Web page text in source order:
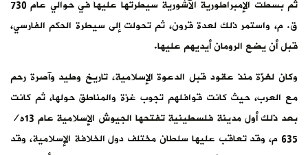
ثم بسطت الإمبراطورية الآشورية سيطرتها عليها في حوالي عام 730
ق. م، واستمر ذلك لعدة قرون، ثم تحولت إلى سيطرة الحكم الفارسي،
قبل أن يضع الرومان أيديهم عليها.
وكان لغزّة منذ عقود قبل الدعوة الإسلامية، تاريخ وطيد وآصرة رحم
مع العرب، حيث كانت قوافلهم تجوب غزة والمناطق حولها، ثم كانت
بعد ذلك أول مدينة فلسطينية تفتحها الجيوش الإسلامية عام 13ه/
635 م، وقد تعاقب عليها سلطان مختلف دول الخلافة الإسلامية، وقد